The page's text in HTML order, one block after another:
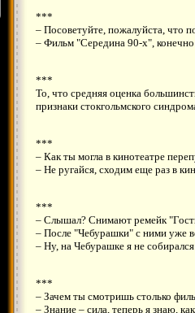
***
– Посоветуйте, пожалуйста, что
– Фильм "Середина 90-х",
***
То, что средняя оценка
признаки стокгольмского
***
– Как ты могла в кинотеатре
– Не ругайся, сходим еще раз в
***
– Слышал? Снимают ремейк
– После "Чебурашки" с ними уже
– Ну, на Чебурашке я не
***
– Зачем ты смотришь столько
– Знание – сила, теперь я знаю,